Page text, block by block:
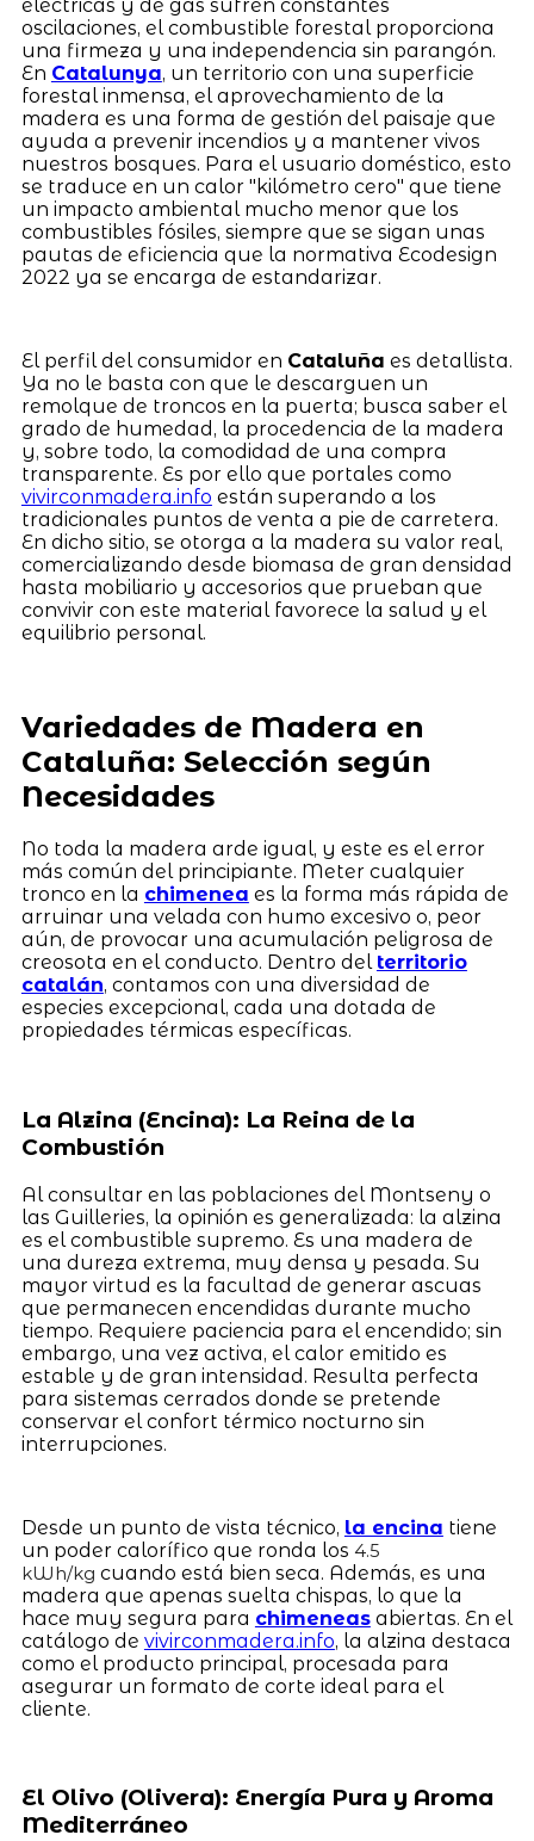
eléctricas y de gas sufren constantes
oscilaciones, el combustible forestal proporciona
una firmeza y una independencia sin parangón.
En Catalunya, un territorio con una superficie
forestal inmensa, el aprovechamiento de la
madera es una forma de gestión del paisaje que
ayuda a prevenir incendios y a mantener vivos
nuestros bosques. Para el usuario doméstico, esto
se traduce en un calor "kilómetro cero" que tiene
un impacto ambiental mucho menor que los
combustibles fósiles, siempre que se sigan unas
pautas de eficiencia que la normativa Ecodesign
2022 ya se encarga de estandarizar.
El perfil del consumidor en Cataluña es detallista.
Ya no le basta con que le descarguen un
remolque de troncos en la puerta; busca saber el
grado de humedad, la procedencia de la madera
y, sobre todo, la comodidad de una compra
transparente. Es por ello que portales como
vivirconmadera.info están superando a los
tradicionales puntos de venta a pie de carretera.
En dicho sitio, se otorga a la madera su valor real,
comercializando desde biomasa de gran densidad
hasta mobiliario y accesorios que prueban que
convivir con este material favorece la salud y el
equilibrio personal.
Variedades de Madera en
Cataluña: Selección según
Necesidades
No toda la madera arde igual, y este es el error
más común del principiante. Meter cualquier
tronco en la chimenea es la forma más rápida de
arruinar una velada con humo excesivo o, peor
aún, de provocar una acumulación peligrosa de
creosota en el conducto. Dentro del territorio
catalán, contamos con una diversidad de
especies excepcional, cada una dotada de
propiedades térmicas específicas.
La Alzina (Encina): La Reina de la
Combustión
Al consultar en las poblaciones del Montseny o
las Guilleries, la opinión es generalizada: la alzina
es el combustible supremo. Es una madera de
una dureza extrema, muy densa y pesada. Su
mayor virtud es la facultad de generar ascuas
que permanecen encendidas durante mucho
tiempo. Requiere paciencia para el encendido; sin
embargo, una vez activa, el calor emitido es
estable y de gran intensidad. Resulta perfecta
para sistemas cerrados donde se pretende
conservar el confort térmico nocturno sin
interrupciones.
Desde un punto de vista técnico, la encina tiene
un poder calorífico que ronda los 4.5
kWh/kg cuando está bien seca. Además, es una
madera que apenas suelta chispas, lo que la
hace muy segura para chimeneasabiertas. En el
catálogo de vivirconmadera.info, la alzina destaca
como el producto principal, procesada para
asegurar un formato de corte ideal para el
cliente.
El Olivo (Olivera): Energía Pura y Aroma
Mediterráneo